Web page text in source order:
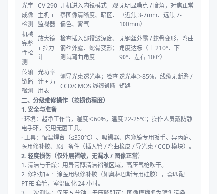
光学
成像
检测
CV-290
主机 +
监视器
开机进入内镜模式，观
察图像清晰度、暗区、
偏色、雾气
无明显噪点 / 暗角，对焦正常
（近焦 3-7mm、远焦 7-
100mm）
机械
完整
性检
测
放大镜
+ 拉力
计
检查插入部褶皱深度、
钢丝外露、蛇骨变形；
测试弯曲角度
无钢丝外露 / 蛇骨变形，弯曲
角度达标（上 210°、下
90°、左右 100°）
传输
链路
检测
光功率
计 + 万
用表
测导光束透光率；检查
CCD/CMOS 线缆通断
透光率＞85%，线缆无断路 /
短路
二、分级维修操作（按损伤程度）
1. 安全与准备
· 环境：超净工作台，湿度＜60%，温度 22-25℃；操作人员戴防静
电手环，使用无菌工具。
· 工具：恒温焊台（≤350℃）、吸锡器、内窥镜专用扳手、异丙醇、
医用修补胶、原厂备件（插入管 / 弯曲橡皮 / 导光束 / CCD 模块）。
2. 轻度损伤（仅外层褶皱，无漏水 / 图像正常）
1. 清洁与干燥：用异丙醇清洁褶皱区域，高压气枪吹干。
2. 修补加固：涂医用级修补胶（如奥林巴斯专用硅胶），套匹配
PTFE 套管，室温固化 24 小时。